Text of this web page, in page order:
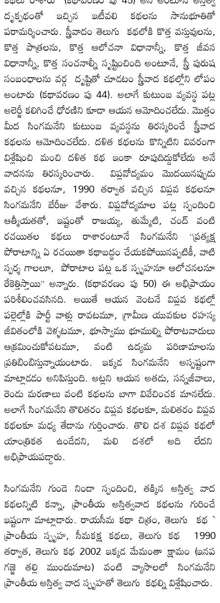
దృక్పథంతో ఇచ్చిన ఇటీవలి కథల‌ను సానుభూతితో
పరామర్శించారు. స్త్రీవాదం తెలుగు కథలోకి కొత్త వస్తువుల‌ను,
కొత్త పాత్రల‌ను, కొత్త ఆలోచనా విధానాన్నీ, కొత్త జీవన
విధానాన్నీ, కొత్త సంచనాల్నీ సృష్టించింది అంటూనే, స్త్రీ పురుష
సంబంధాల‌ను వర్గ దృష్టితో చూడటం స్త్రీవాద కథల్లోని లోపం
అంటారు (కథావరణం పు 44). అలాగే కుటుంబ వ్యవస్థ పట్ల
అలెర్జీ కలిగించే ధోరణిని కూడా ఆయన ఆమోదించలేదు. మొత్తం
మీద సింగమనేని కుటుంబ వ్యవస్థను తిరస్కరించే స్త్రీవాద
కథల‌ను ఆమోదించలేదు. దళిత కథల‌ను కొన్నిటిని వివరంగా
విశ్లేషించి మంచి దళిత కథ ఇంకా రూపుదిద్దుకోలేదు అనే
వాదనను తిరస్కరించారు. విప్లవోద్యమం మొదయినప్పుడు
వచ్చిన కథల‌నూ, 1990 తర్వాత వచ్చిన విప్లవ కథల‌నూ
సింగమనేని బేరీజు వేశారు. విప్లవోద్యమాల‌ పట్ల స్పందించి
ఆత్మీయతతో, ఇష్టంతో రాజయ్య, తుమ్మేటి, చంద్ వంటి
రచయితల కథలు రాశారంటూనే సింగమనేని ‘‘ప్రత్యక్ష
పోరాటాన్ని ఏ రచయితా కథాబద్ధం చేయకపోయినప్పటికీ, వాటి
స్పర్శ గాల‌లూ, పోరాటాల‌ పట్ల ఒక స్పృహనూ ఆలోచనల‌నూ
రేకెత్తిస్తాయి’’ అన్నారు. (కథావరణం పు 50) ఈ అభిప్రాయం
పరిశీలించవసినది. అయితే ఆయన వెంటనే విప్లవ కథల్లో
పల్లెల్లోకి పార్టీ వాళ్లు రావటమూ, గ్రామీణ యువకుల‌ రహస్య
జీవితంలోకి వెళ్ళటమూ, భూస్వాము భూముల్ని పోరాటవాదులు
ఆక్రమించుకోవటమూ, వంటి ఉద్యమ పరిణామాల‌ను
ప్రతిబింబిస్తున్నాయంటారు. ఇక్కడ సింగమనేని అస్పష్టంగా
మాట్లాడడం అనిపిస్తుంది. అట్లని ఆయన అతడు, సన్నజీవాలు,
రెండు మరణాలు వంటి కథల‌ను బాగా వివేచించక మానలేదు.
అలాగే సింగమనేని తొలితరం విప్లవ కథల‌కూ, మలితరం విప్లవ
కథల‌కూ మధ్య తేడాను గుర్తించారు. తొలి దశ విప్లవ కథలో
యాంత్రికత ఉండేదని, మలి దశలో అది లేద‌ని
అభిప్రాయపడ్డారు.
సింగమనేని గుండె నిండా స్పందించి, తక్కిన అస్తిత్వ వాద
కథల‌న్నిటి కన్నా, ప్రాంతీయ అస్తిత్వవాద కథల‌ను గురించే
ఇష్టంగా మాట్లాడారు. రాయసీమ కథా చిత్రం, తెలుగు కథ `
ప్రాంతీయ స్పృహ, సీమకక్ష కథలు, తెలుగు కథ 1990
తర్వాత, తెలుగు కథ 2002 ఇక్కడ మేమంతా క్షామం (ఇనప
గజ్జె తల్లి ముందుమాట) వంటి వ్యాసాల‌లో సింగమనేని
ప్రాంతీయ అస్తిత్వ వాద స్పృహతో తెలుగు కథల్ని విశ్లేషించారు.